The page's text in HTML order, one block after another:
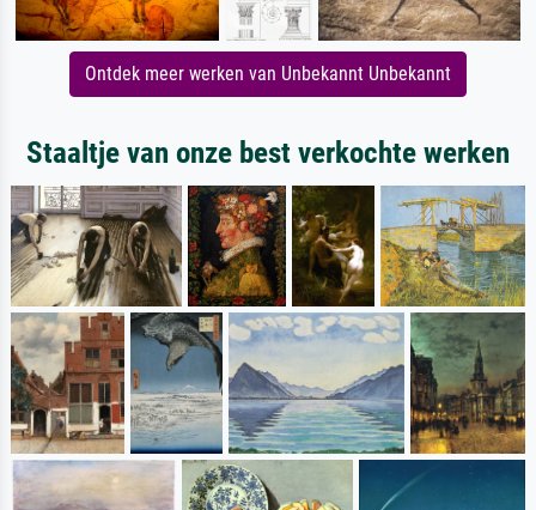
Ontdek meer werken van Unbekannt Unbekannt
Staaltje van onze best verkochte werken